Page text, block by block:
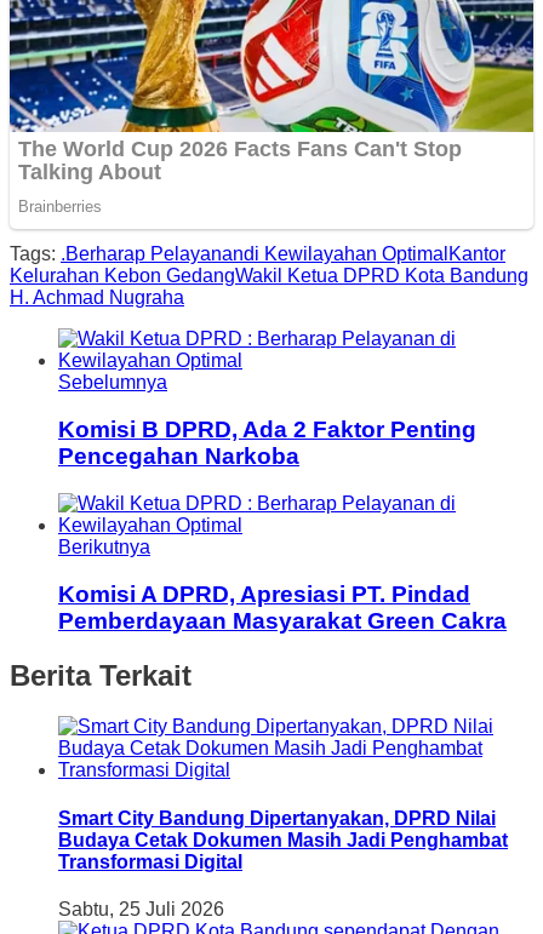
Tags: .Berharap Pelayanandi Kewilayahan Optimal Kantor
Kelurahan Kebon GedangWakil Ketua DPRD Kota Bandung
H. Achmad Nugraha
Sebelumnya
Komisi B DPRD, Ada 2 Faktor Penting
Pencegahan Narkoba
Berikutnya
Komisi A DPRD, Apresiasi PT. Pindad
Pemberdayaan Masyarakat Green Cakra
Berita Terkait
Smart City Bandung Dipertanyakan, DPRD Nilai
Budaya Cetak Dokumen Masih Jadi Penghambat
Transformasi Digital
Sabtu, 25 Juli 2026